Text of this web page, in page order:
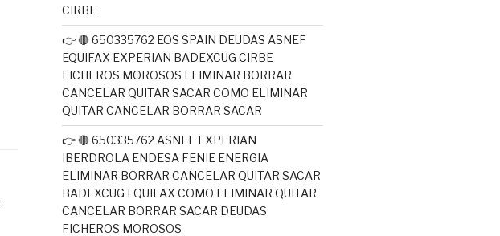
CIRBE
👉 🔴 650335762 EOS SPAIN DEUDAS ASNEF
EQUIFAX EXPERIAN BADEXCUG CIRBE
FICHEROS MOROSOS ELIMINAR BORRAR
CANCELAR QUITAR SACAR COMO ELIMINAR
QUITAR CANCELAR BORRAR SACAR
👉 🔴 650335762 ASNEF EXPERIAN
IBERDROLA ENDESA FENIE ENERGIA
ELIMINAR BORRAR CANCELAR QUITAR SACAR
BADEXCUG EQUIFAX COMO ELIMINAR QUITAR
CANCELAR BORRAR SACAR DEUDAS
FICHEROS MOROSOS